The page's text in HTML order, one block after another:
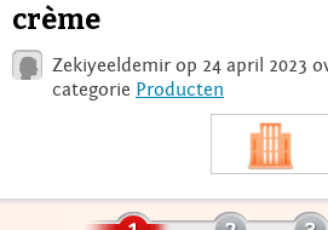
Login
crème
Zekiyeeldemir op 24 april 2023
categorie Producten